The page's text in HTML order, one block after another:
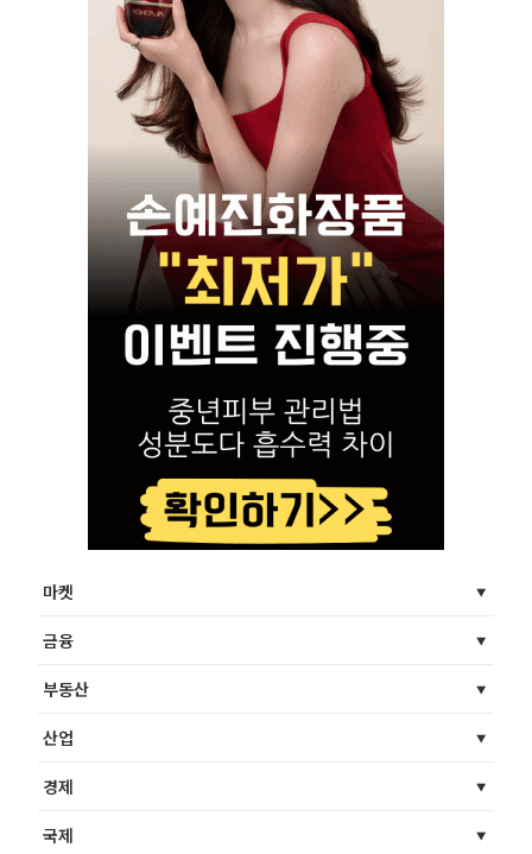
마켓
금융
부동산
산업
경제
국제